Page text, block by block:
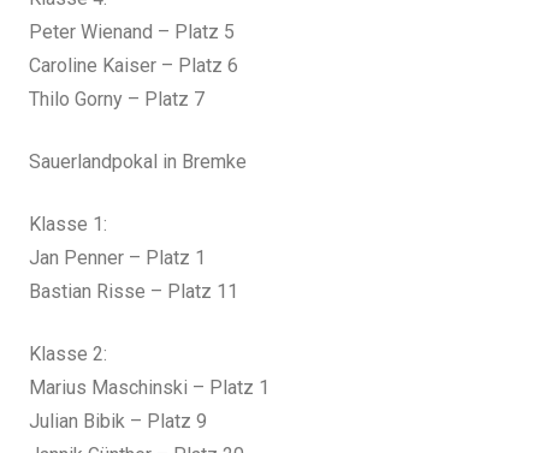
Peter Wienand – Platz 5
Caroline Kaiser – Platz 6
Thilo Gorny – Platz 7
Sauerlandpokal in Bremke
Klasse 1:
Jan Penner – Platz 1
Bastian Risse – Platz 11
Klasse 2:
Marius Maschinski – Platz 1
Julian Bibik – Platz 9